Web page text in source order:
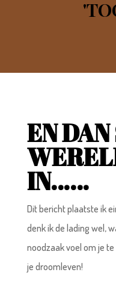
EN
IN……
Dit bericht plaatste ik
denk ik de lading wel,
noodzaak voel om je
je droomleven!